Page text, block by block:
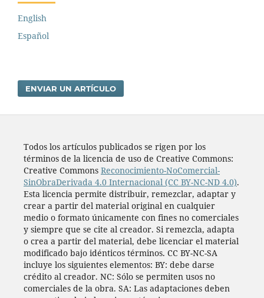
English
Español
ENVIAR UN ARTÍCULO
Todos los artí­culos publicados se rigen por los
términos de la licencia de uso de Creative Commons:
Creative Commons Reconocimiento-NoComercial-
SinObraDerivada 4.0 Internacional (CC BY-NC-ND 4.0).
Esta licencia permite distribuir, remezclar, adaptar y
crear a partir del material original en cualquier
medio o formato únicamente con fines no comerciales
y siempre que se cite al creador. Si remezcla, adapta
o crea a partir del material, debe licenciar el material
modificado bajo idénticos términos. CC BY-NC-SA
incluye los siguientes elementos: BY: debe darse
crédito al creador. NC: Sólo se permiten usos no
comerciales de la obra. SA: Las adaptaciones deben